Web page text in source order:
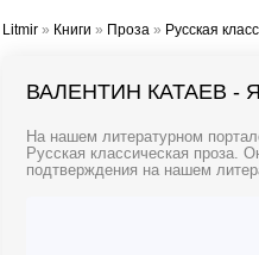
Litmir » Книги » Проза » Русская
ВАЛЕНТИН КАТАЕВ -
На нашем литературном
Русская классическая проза.
подтверждения на нашем